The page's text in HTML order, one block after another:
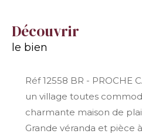
découvrir
le bien
Réf 12558 BR - PROCHE
un village toutes
charmante maison de
Grande véranda et pièce